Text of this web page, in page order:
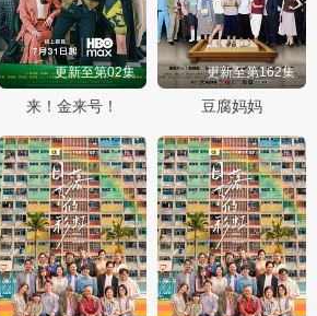
更新至第02集
来！金来号！
更新至第162集
豆腐妈妈